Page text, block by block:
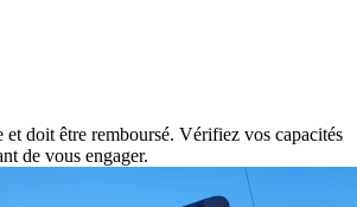
et doit être remboursé. Vérifiez vos capacités
de vous engager.